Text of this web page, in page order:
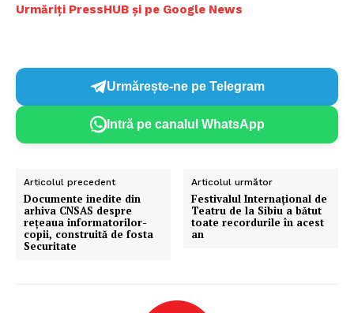
Urmăriți PressHUB și pe Google News
Urmărește-ne pe Telegram
Intră pe canalul WhatsApp
Articolul precedent
​Documente inedite din
arhiva CNSAS despre
rețeaua informatorilor-
copii, construită de fosta
Securitate
Articolul următor
​Festivalul Internaţional de
Teatru de la Sibiu a bătut
toate recordurile în acest
an